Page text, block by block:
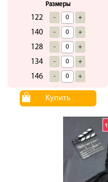
Размеры
122 - +
140 - +
128 - +
134 - +
146 - +
Купить